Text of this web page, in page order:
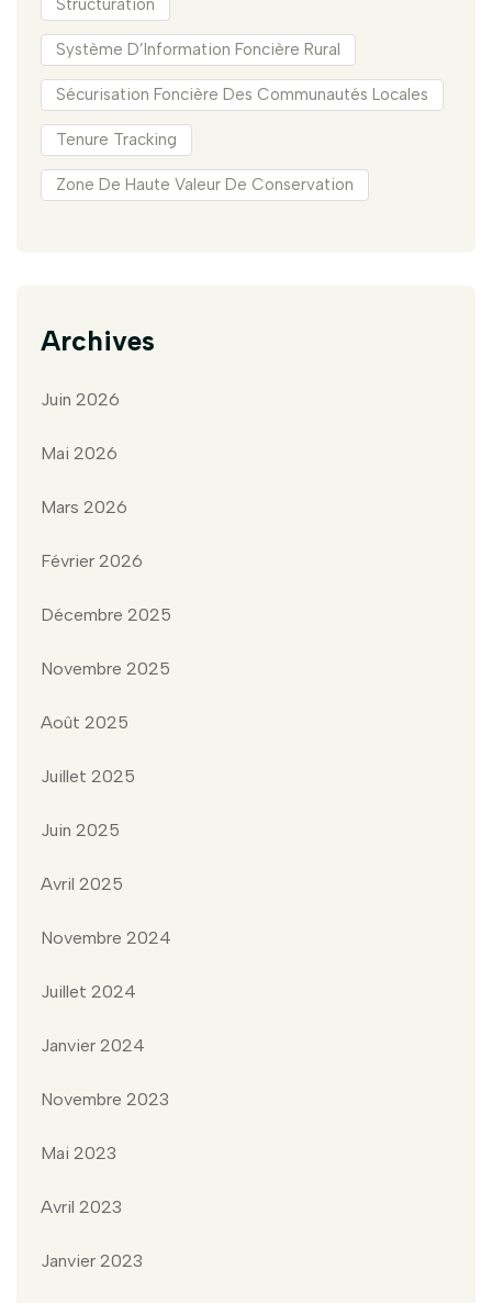
Structuration
Système D’Information Foncière Rural
Sécurisation Foncière Des Communautés Locales
Tenure Tracking
Zone De Haute Valeur De Conservation
Archives
Juin 2026
Mai 2026
Mars 2026
Février 2026
Décembre 2025
Novembre 2025
Août 2025
Juillet 2025
Juin 2025
Avril 2025
Novembre 2024
Juillet 2024
Janvier 2024
Novembre 2023
Mai 2023
Avril 2023
Janvier 2023